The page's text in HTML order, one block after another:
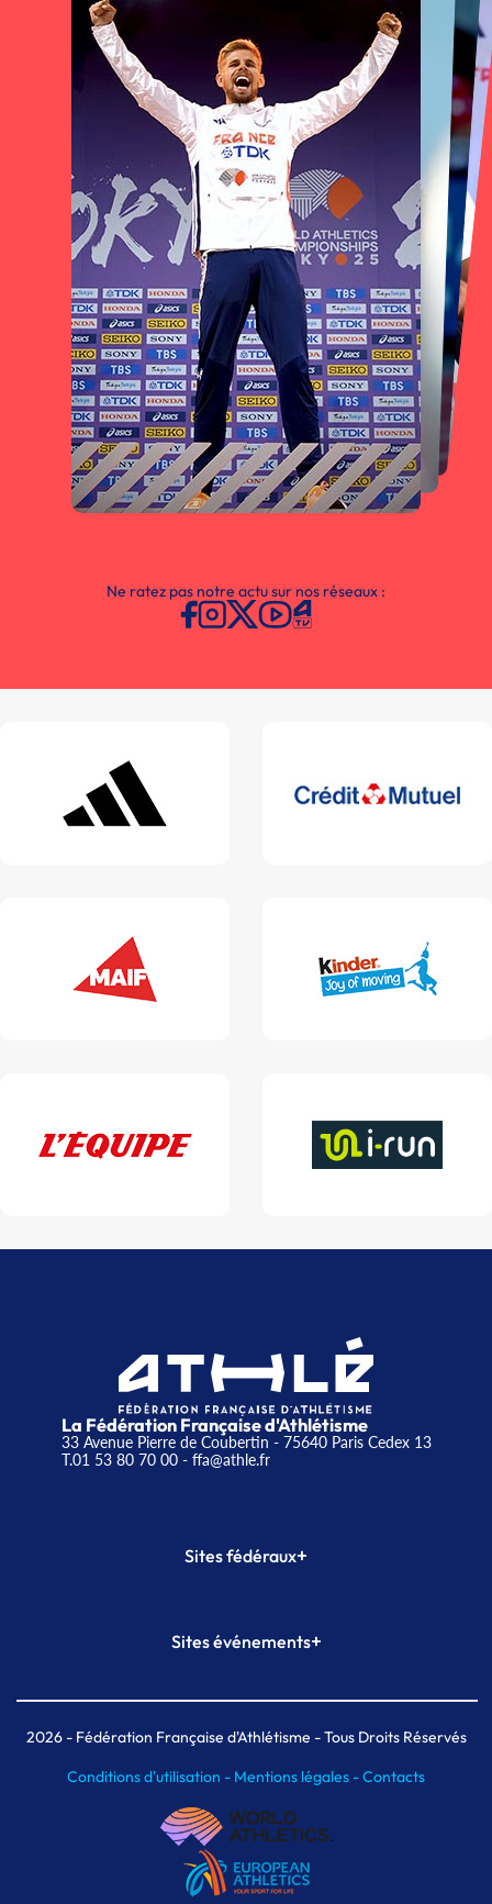
Ne ratez pas notre actu sur nos réseaux :
La Fédération Française d'Athlétisme
33 Avenue Pierre de Coubertin - 75640 Paris Cedex 13
T.01 53 80 70 00- ffa@athle.fr
Sites fédéraux+
Plateforme Formation
Sites événements+
Meeting de Paris indoor
MAIF Ekiden de Paris
2026- Fédération Française d'Athlétisme - Tous Droits Réservés
Conditions d'utilisation - Mentions légales -Contacts